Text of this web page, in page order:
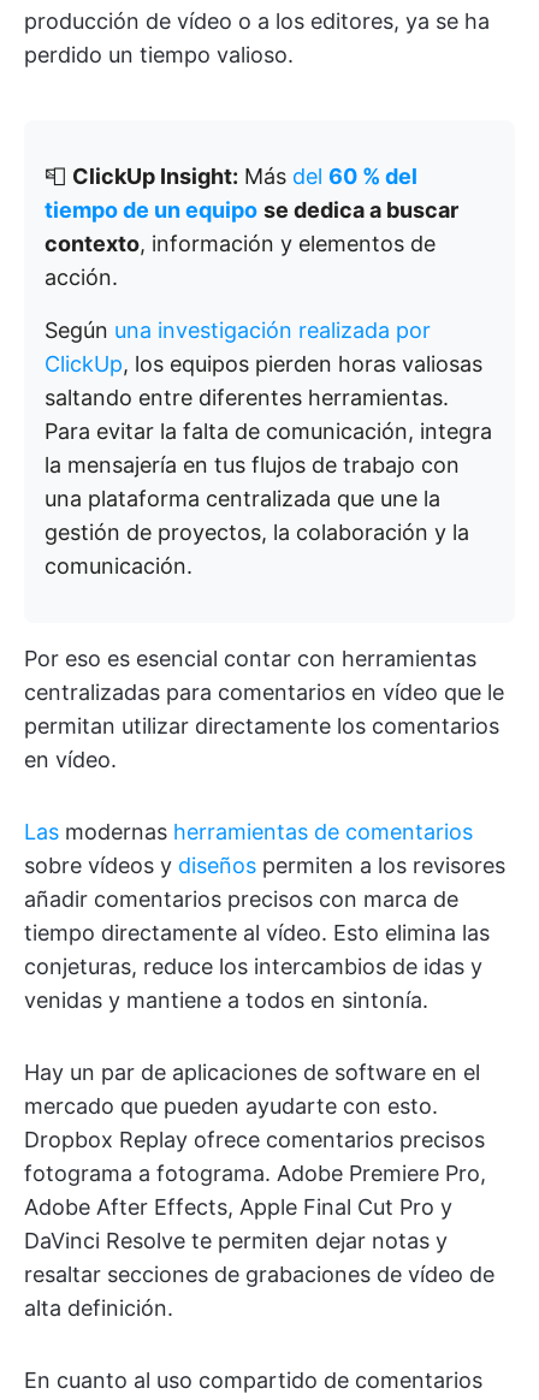
producción de vídeo o a los editores, ya se ha
perdido un tiempo valioso.
📮 ClickUp Insight: Más del 60 % del
tiempo de un equipo se dedica a buscar
contexto, información y elementos de
acción.
Según una investigación realizada por
ClickUp, los equipos pierden horas valiosas
saltando entre diferentes herramientas.
Para evitar la falta de comunicación, integra
la mensajería en tus flujos de trabajo con
una plataforma centralizada que une la
gestión de proyectos, la colaboración y la
comunicación.
Por eso es esencial contar con herramientas
centralizadas para comentarios en vídeo que le
permitan utilizar directamente los comentarios
en vídeo.
Las modernas herramientas de comentarios
sobre vídeos y diseños permiten a los revisores
añadir comentarios precisos con marca de
tiempo directamente al vídeo. Esto elimina las
conjeturas, reduce los intercambios de idas y
venidas y mantiene a todos en sintonía.
Hay un par de aplicaciones de software en el
mercado que pueden ayudarte con esto.
Dropbox Replay ofrece comentarios precisos
fotograma a fotograma. Adobe Premiere Pro,
Adobe After Effects, Apple Final Cut Pro y
DaVinci Resolve te permiten dejar notas y
resaltar secciones de grabaciones de vídeo de
alta definición.
En cuanto al uso compartido de comentarios